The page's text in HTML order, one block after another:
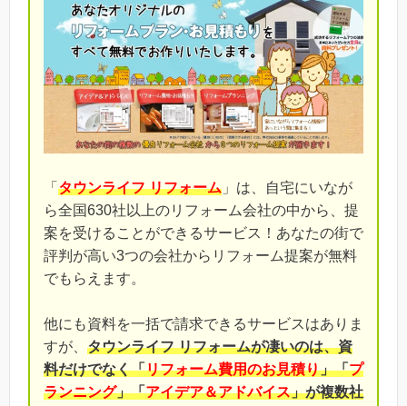
「 タウンライフ リフォーム 」は、自宅にいなが
ら全国630社以上のリフォーム会社の中から、提
案を受けることができるサービス！あなたの街で
評判が高い3つの会社からリフォーム提案が無料
でもらえます。
他にも資料を一括で請求できるサービスはありま
すが、 タウンライフ リフォームが凄いのは、資
料だけでなく「リフォーム費用のお見積り」「プ
ランニング」「アイデア＆アドバイス」が複数社